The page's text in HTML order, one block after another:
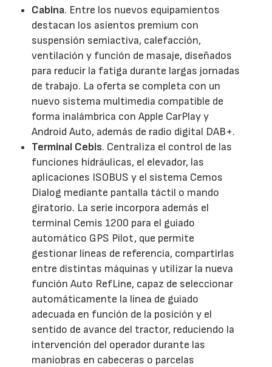
Cabina. Entre los nuevos equipamientos
destacan los asientos premium con
suspensión semiactiva, calefacción,
ventilación y función de masaje, diseñados
para reducir la fatiga durante largas jornadas
de trabajo. La oferta se completa con un
nuevo sistema multimedia compatible de
forma inalámbrica con Apple CarPlay y
Android Auto, además de radio digital DAB+.
Terminal Cebis. Centraliza el control de las
funciones hidráulicas, el elevador, las
aplicaciones ISOBUS y el sistema Cemos
Dialog mediante pantalla táctil o mando
giratorio. La serie incorpora además el
terminal Cemis 1200 para el guiado
automático GPS Pilot, que permite
gestionar líneas de referencia, compartirlas
entre distintas máquinas y utilizar la nueva
función Auto RefLine, capaz de seleccionar
automáticamente la línea de guiado
adecuada en función de la posición y el
sentido de avance del tractor, reduciendo la
intervención del operador durante las
maniobras en cabeceras o parcelas